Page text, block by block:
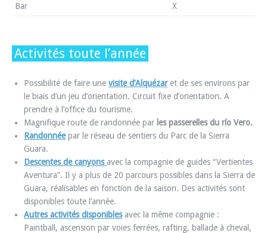
Bar X
Activités toute l’année
Possibilité de faire une visite d’Alquézaret de ses environs par
le biais d’un jeu d’orientation. Circuit fixe d’orientation. A
prendre à l’office du tourisme.
Magnifique route de randonnée par les passerelles du río Vero.
Randonnéepar le réseau de sentiers du Parc de la Sierra
Guara.
Descentes de canyons avec la compagnie de guides “Vertientes
Aventura”. Il y a plus de 20 parcours possibles dans la Sierra de
Guara, réalisables en fonction de la saison. Des activités sont
disponibles toute l’année.
Autres activités disponiblesavec la même compagnie :
Paintball, ascension par voies ferrées, rafting, ballade à cheval,